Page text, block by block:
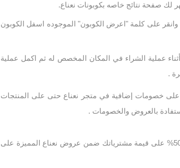
وانقر على كلمة "اعرض الكوبون" الموجوده اسفل الكوبون
عملية الشراء في المكان المخصص له ثم اكمل عملية
.
على خصومات إضافية في متجر نعناع حتى على المنتجات
بالعروض والخصومات .
كود خصم نعناع يساعدم في توفير نحو 50% على قيمة مشترياتك ضمن عروض نعناع المميزة على